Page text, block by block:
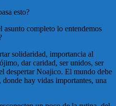
esto?
asunto completo lo entendemos
solidaridad, importancia al
dar caridad, ser unidos, ser
despertar Noajico. El mundo debe
hay vidas importantes, una